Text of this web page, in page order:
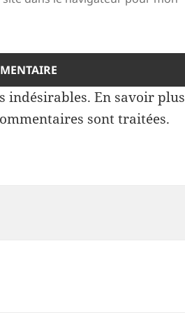
indésirables.En savoir plus
sont traitées.